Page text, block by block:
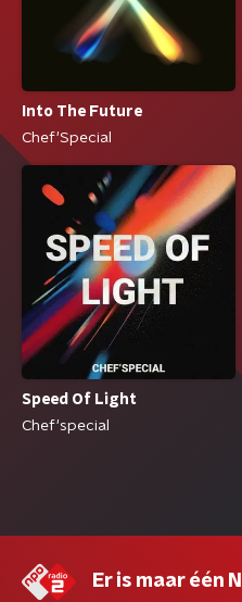
Into The Future
Chef'Special
Speed Of Light
Chef'special
Er is maar één